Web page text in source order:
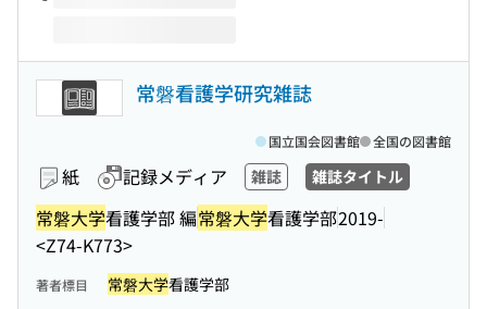
常磐看護学研究雑誌
紙 記録メディア 雑誌 雑誌タイトル
常磐大学看護学部 編常磐大学看護学部2019-
<Z74-K773>
国立国会図書館 全国の図書館
著者標目 常磐大学看護学部